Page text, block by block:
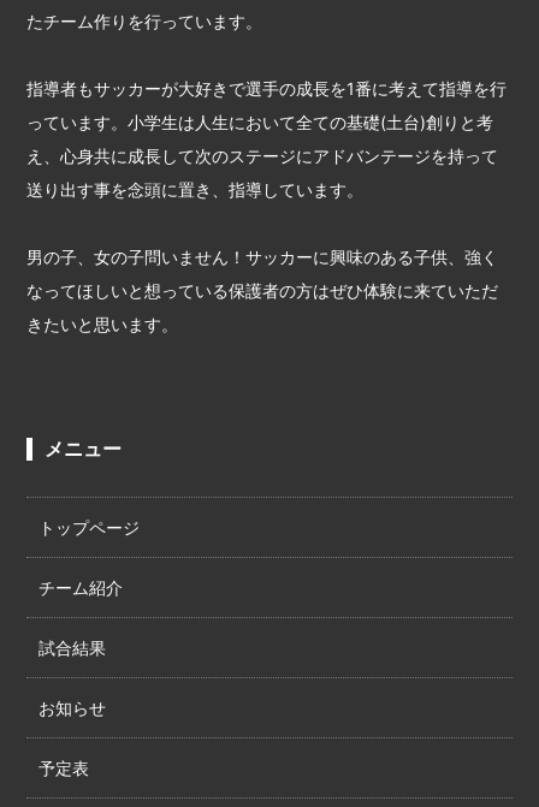
たチーム作りを行っています。
指導者もサッカーが大好きで選手の成長を1番に考えて指導を行
っています。小学生は人生において全ての基礎(土台)創りと考
え、心身共に成長して次のステージにアドバンテージを持って
送り出す事を念頭に置き、指導しています。
男の子、女の子問いません！サッカーに興味のある子供、強く
なってほしいと想っている保護者の方はぜひ体験に来ていただ
きたいと思います。
メニュー
トップページ
チーム紹介
試合結果
お知らせ
予定表